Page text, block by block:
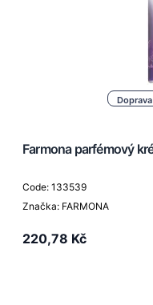
Farmona parfémový
Code: 133539
Značka: FARMONA
220,78 Kč